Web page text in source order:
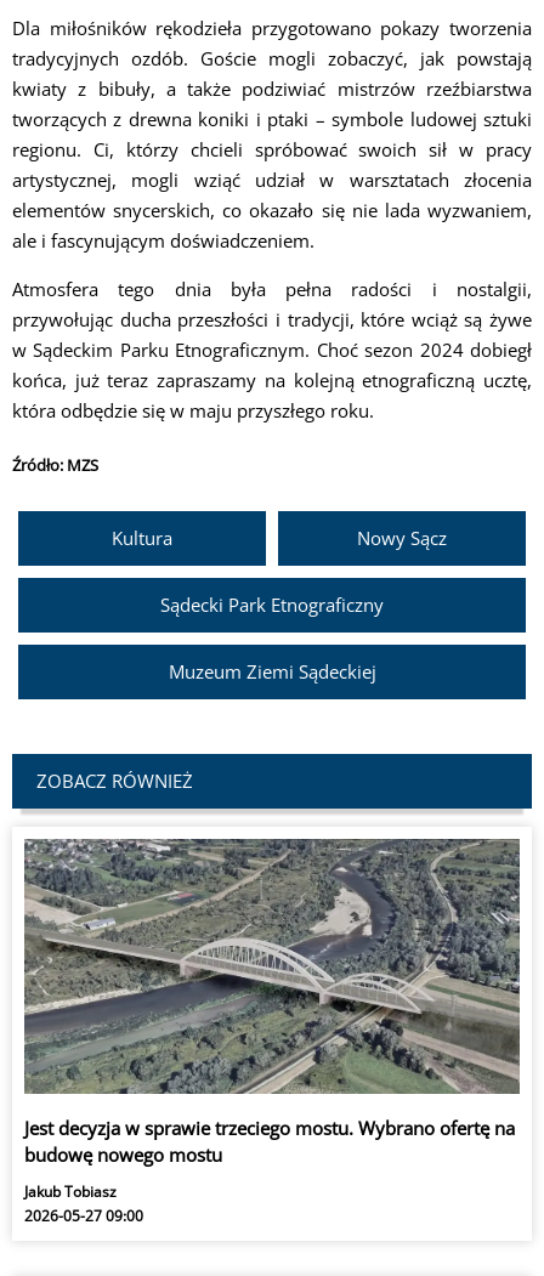
Dla miłośników rękodzieła przygotowano pokazy tworzenia
tradycyjnych ozdób. Goście mogli zobaczyć, jak powstają
kwiaty z bibuły, a także podziwiać mistrzów rzeźbiarstwa
tworzących z drewna koniki i ptaki – symbole ludowej sztuki
regionu. Ci, którzy chcieli spróbować swoich sił w pracy
artystycznej, mogli wziąć udział w warsztatach złocenia
elementów snycerskich, co okazało się nie lada wyzwaniem,
ale i fascynującym doświadczeniem.
Atmosfera tego dnia była pełna radości i nostalgii,
przywołując ducha przeszłości i tradycji, które wciąż są żywe
w Sądeckim Parku Etnograficznym. Choć sezon 2024 dobiegł
końca, już teraz zapraszamy na kolejną etnograficzną ucztę,
która odbędzie się w maju przyszłego roku.
Źródło: MZS
Kultura Nowy Sącz
Sądecki Park Etnograficzny
Muzeum Ziemi Sądeckiej
ZOBACZ RÓWNIEŻ
Jest decyzja w sprawie trzeciego mostu. Wybrano ofertę na
budowę nowego mostu
Jakub Tobiasz
2026-05-27 09:00